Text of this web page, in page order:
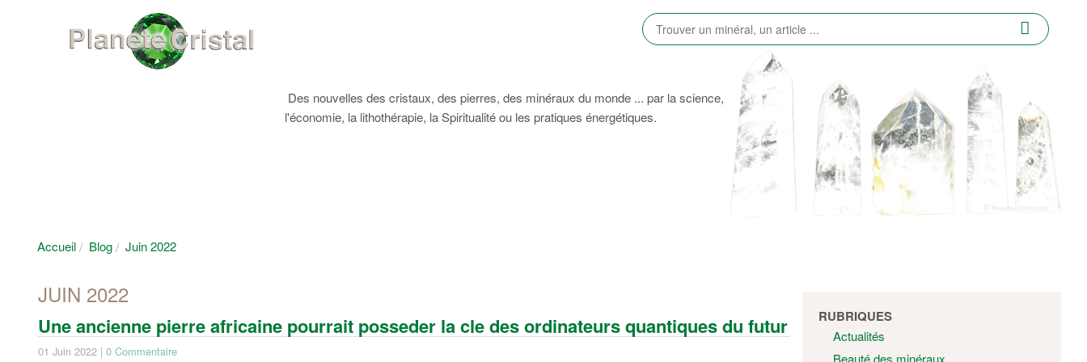
Des nouvelles des cristaux, des pierres, des minéraux du monde ... par la science,
l'économie, la lithothérapie, la Spiritualité ou les pratiques énergétiques.
Accueil Blog Juin 2022
JUIN 2022
Une ancienne pierre africaine pourrait posseder la cle des ordinateurs quantiques du futur
01 Juin 2022 | 0 Commentaire
RUBRIQUES
Actualités
Beauté des minéraux